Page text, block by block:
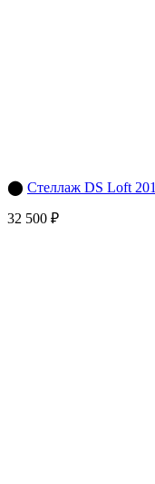
⬤ Стеллаж DS Loft 201
32 500 ₽